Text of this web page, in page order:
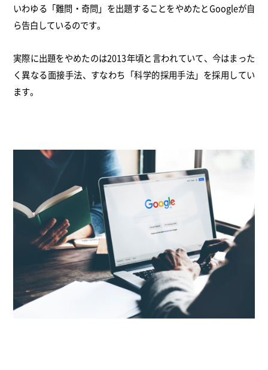
いわゆる「難問・奇問」を出題することをやめたとGoogleが自
ら告白しているのです。
実際に出題をやめたのは2013年頃と言われていて、今はまった
く異なる面接手法、すなわち「科学的採用手法」を採用してい
ます。